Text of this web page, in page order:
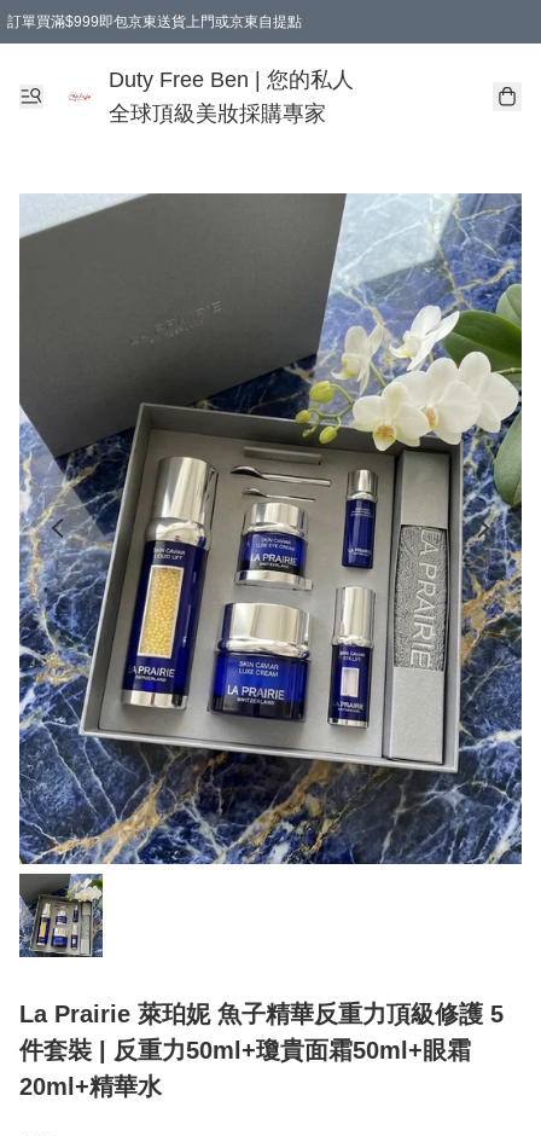
訂單買滿$999即包京東送貨上門或京東自提點
Duty Free Ben | 您的私人
全球頂級美妝採購專家
La Prairie 萊珀妮 魚子精華反重力頂級修護 5
件套裝 | 反重力50ml+瓊貴面霜50ml+眼霜
20ml+精華水